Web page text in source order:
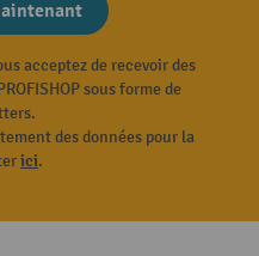
acceptez de recevoir des
sous forme de
des données pour la
ici.